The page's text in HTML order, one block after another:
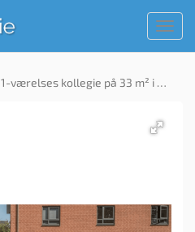
1-værelses kollegie på 33 m² i Aarhus